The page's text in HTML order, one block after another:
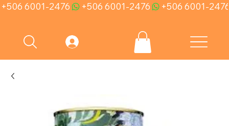
+506 6001-2476